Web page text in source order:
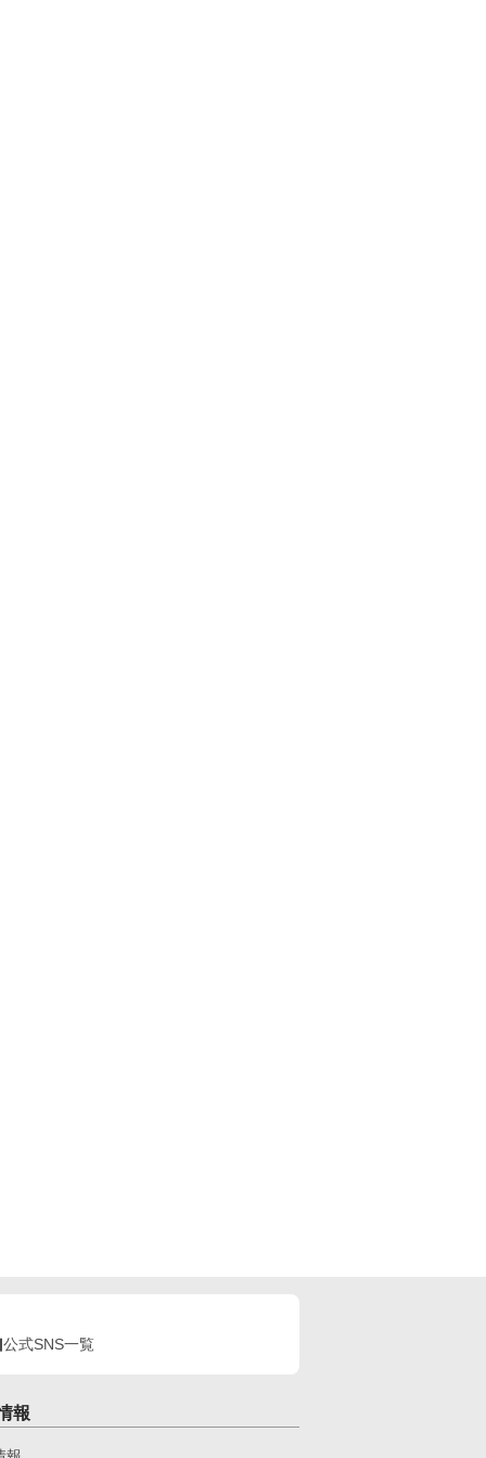
公式SNS一覧
報